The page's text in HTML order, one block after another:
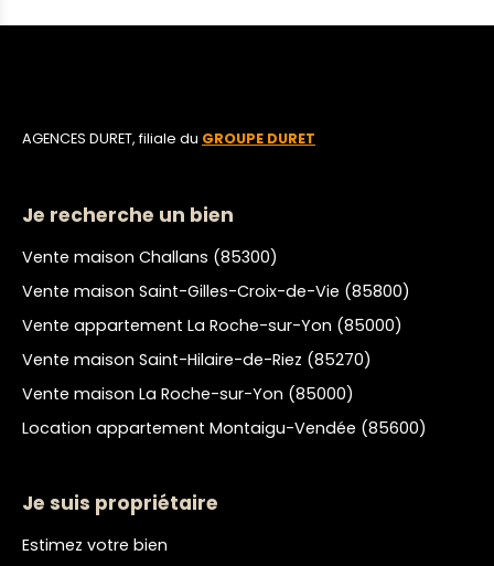
commoditésUne propriété confidentielle et
campagne environnante, tout en
rendez-vous avec votre conseiller Mahé
joignables par téléphone du lundi au
MAA
AGENCES DURET, filiale du GROUPE DURET
Je recherche un bien
Vente maison Challans (85300)
Vente maison Saint-Gilles-Croix-de-Vie (85800)
Vente appartement La Roche-sur-Yon (85000)
Vente maison Saint-Hilaire-de-Riez (85270)
Vente maison La Roche-sur-Yon (85000)
Location appartement Montaigu-Vendée (85600)
Je suis propriétaire
Estimez votre bien